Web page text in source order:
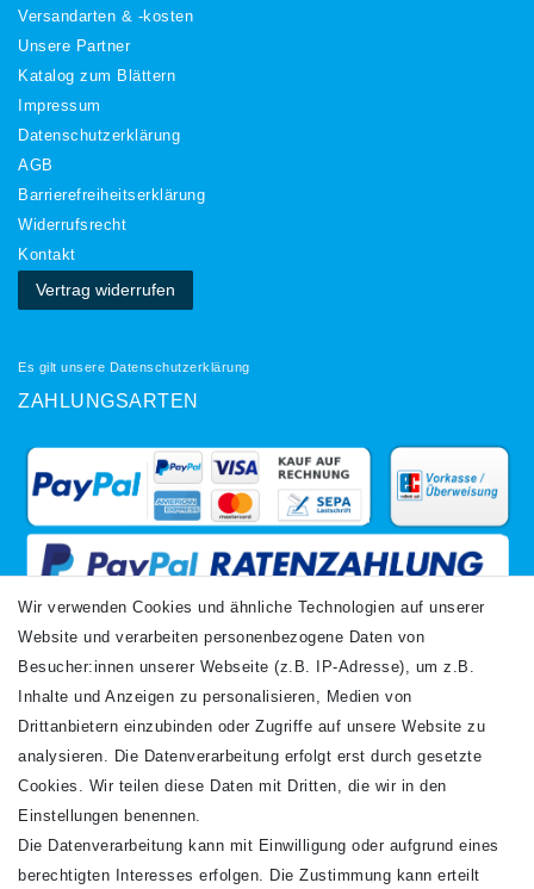
Versandarten & -kosten
Unsere Partner
Katalog zum Blättern
Impressum
Daten­schutz­erklärung
AGB
Barrierefreiheitserklärung
Widerrufs­recht
Kontakt
Vertrag widerrufen
Es gilt unsere Datenschutzerklärung
ZAHLUNGSARTEN
VERSANDARTEN
Wir verwenden Cookies und ähnliche Technologien auf unserer
Website und verarbeiten personenbezogene Daten von
Besucher:innen unserer Webseite (z.B. IP-Adresse), um z.B.
Inhalte und Anzeigen zu personalisieren, Medien von
Drittanbietern einzubinden oder Zugriffe auf unsere Website zu
analysieren. Die Datenverarbeitung erfolgt erst durch gesetzte
Cookies. Wir teilen diese Daten mit Dritten, die wir in den
Einstellungen benennen.
Die Datenverarbeitung kann mit Einwilligung oder aufgrund eines
berechtigten Interesses erfolgen. Die Zustimmung kann erteilt